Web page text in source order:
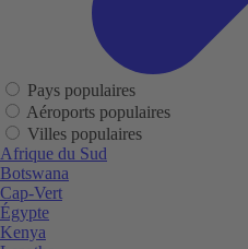
Pays populaires
Aéroports populaires
Villes populaires
Afrique du Sud
Botswana
Cap-Vert
Égypte
Kenya